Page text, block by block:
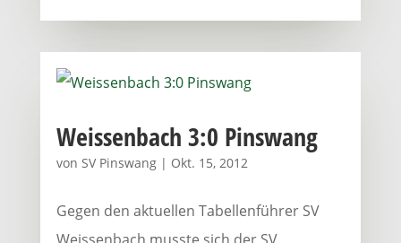
Weissenbach 3:0 Pinswang
von SV Pinswang| Okt. 15, 2012
Gegen den aktuellen Tabellenführer SV